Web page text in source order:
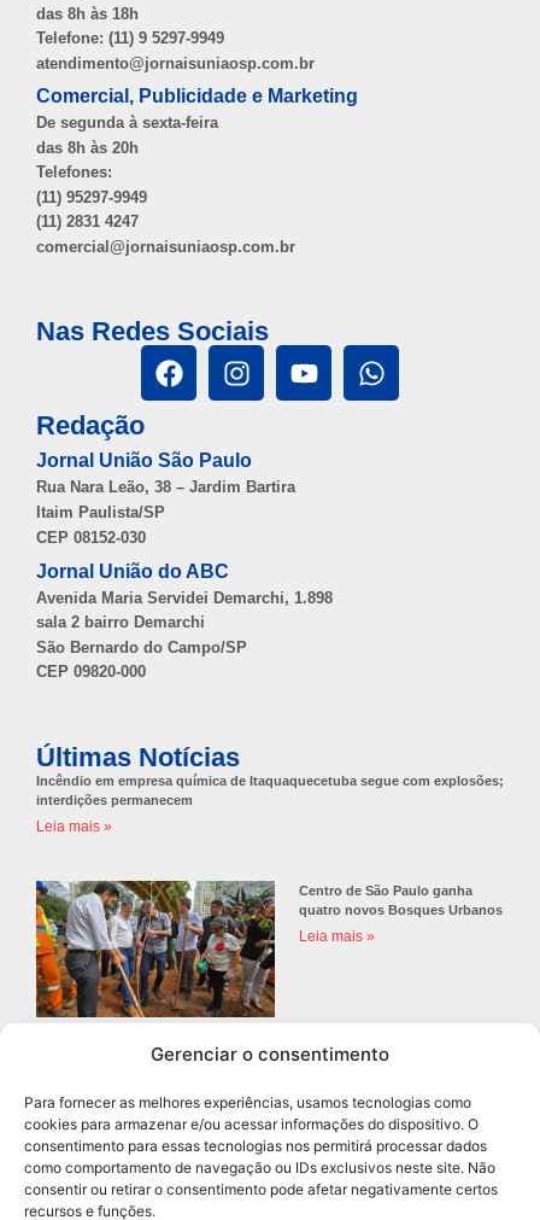
Gerenciar o consentimento
Para fornecer as melhores experiências, usamos tecnologias como
cookies para armazenar e/ou acessar informações do dispositivo. O
consentimento para essas tecnologias nos permitirá processar dados
como comportamento de navegação ou IDs exclusivos neste site. Não
consentir ou retirar o consentimento pode afetar negativamente certos
recursos e funções.
das 8h às 18h
Telefone: (11) 9 5297-9949
atendimento@jornaisuniaosp.com.br
Comercial, Publicidade e Marketing
De segunda à sexta-feira
das 8h às 20h
Telefones:
(11) 95297-9949
(11) 2831 4247
comercial@jornaisuniaosp.com.br
Nas Redes Sociais
Redação
Jornal União São Paulo
Rua Nara Leão, 38 – Jardim Bartira
Itaim Paulista/SP
CEP 08152-030
Jornal União do ABC
Avenida Maria Servidei Demarchi, 1.898
sala 2 bairro Demarchi
São Bernardo do Campo/SP
CEP 09820-000
Últimas Notícias
Incêndio em empresa química de Itaquaquecetuba segue com explosões;
interdições permanecem
Leia mais »
Centro de São Paulo ganha
quatro novos Bosques Urbanos
Leia mais »
para professores
Leia mais »